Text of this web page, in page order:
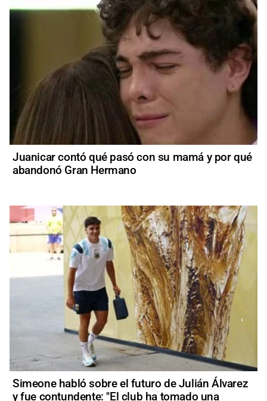
Juanicar contó qué pasó con su mamá y por qué
abandonó Gran Hermano
Simeone habló sobre el futuro de Julián Álvarez
y fue contundente: "El club ha tomado una